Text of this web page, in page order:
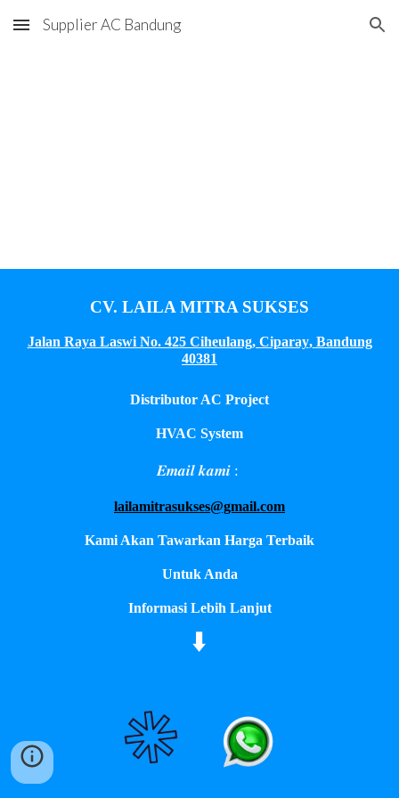
Skip to main content Skip to navigation
Supplier AC Bandung
CV. LAILA MITRA SUKSES
Jalan Raya Laswi No. 425 Ciheulang, Ciparay,Bandung
40381
Distributor AC Project
HVAC System
𝑬𝒎𝒂𝒊𝒍 𝒌𝒂𝒎𝒊 :
lailamitrasukses@gmail.com
Kami Akan Tawarkan Harga Terbaik
Untuk Anda
Informasi Lebih Lanjut
⬇️